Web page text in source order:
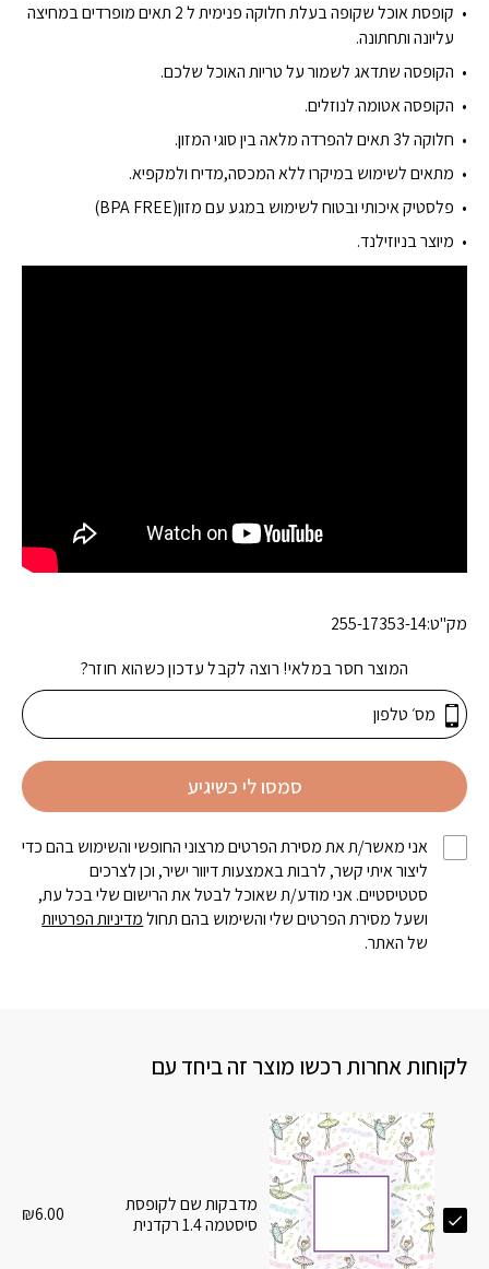
קופסת אוכל שקופה בעלת חלוקה פנימית ל 2 תאים מופרדים במחיצה
עליונה ותחתונה.
הקופסה שתדאג לשמור על טריות האוכל שלכם.
הקופסה אטומה לנוזלים.
חלוקה ל3 תאים להפרדה מלאה בין סוגי המזון.
מתאים לשימוש במיקרו ללא המכסה,מדיח ולמקפיא.
פלסטיק איכותי ובטוח לשימוש במגע עם מזון(BPA FREE)
מיוצר בניוזילנד.
מק"ט:255-17353-14
המוצר חסר במלאי! רוצה לקבל עדכון כשהוא חוזר?
סמסו לי כשיגיע
אני מאשר/ת את מסירת הפרטים מרצוני החופשי והשימוש בהם כדי
ליצור איתי קשר, לרבות באמצעות דיוור ישיר, וכן לצרכים
סטטיסטיים. אני מודע/ת שאוכל לבטל את הרישום שלי בכל עת,
ושעל מסירת הפרטים שלי והשימוש בהם תחולמדיניות הפרטיות
של האתר.
לקוחות אחרות רכשו מוצר זה ביחד עם
מדבקות שם לקופסת
סיסטמה 1.4 רקדנית
₪6.00